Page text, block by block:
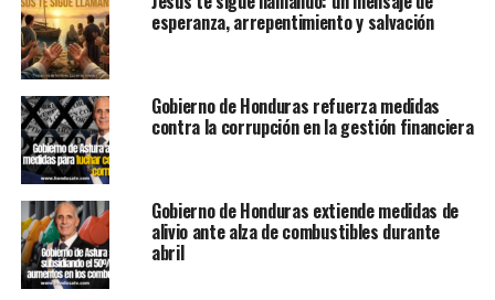
esperanza, arrepentimiento y salvación
Gobierno de Honduras refuerza medidas
contra la corrupción en la gestión financiera
Gobierno de Honduras extiende medidas de
alivio ante alza de combustibles durante
abril